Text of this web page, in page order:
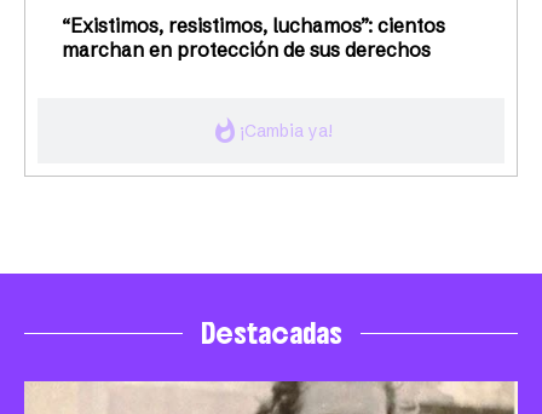
whatshot ¡Cambia ya!
“Existimos, resistimos, luchamos”: cientos
marchan en protección de sus derechos
Destacadas